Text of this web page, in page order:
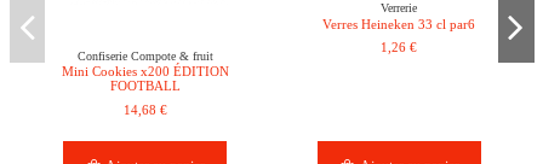
Confiserie Compote & fruit
Mini Cookies x200 ÉDITION
FOOTBALL
14,68 €
Verrerie
Verres Heineken 33 cl par6
1,26 €